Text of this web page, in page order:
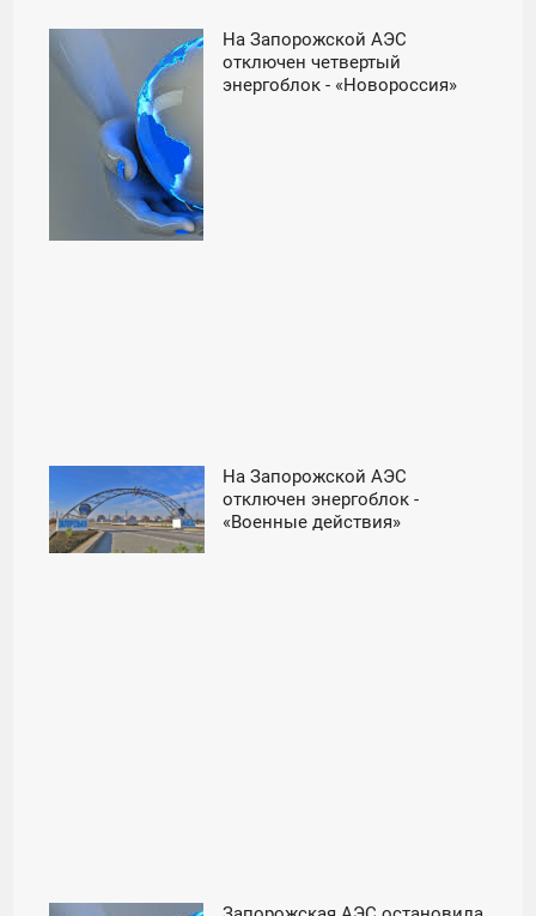
На Запорожской АЭС
отключен четвертый
энергоблок - «Новороссия»
На Запорожской АЭС
отключен энергоблок -
«Военные действия»